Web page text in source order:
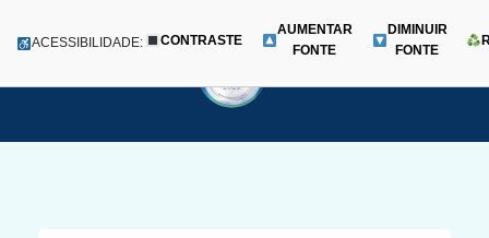
para
Menu
ACESSIBILIDADE: CONTRASTE
AUMENTAR
FONTE
DIMINUIR
FONTE